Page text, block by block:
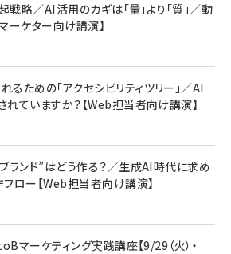
資家が育休中に１億貯めた株式投資
成果を最大化する ルールのデザイン
ランキングをもっと見る
ヤレスイヤホン/アクティブノイズキャンセリ
準適合】ブラック
ル Anker絡まないケーブル 240W 結束バン
き USB PD対応 シリコン素材採用 iPhone
16 / 15 / Galaxy iPad Pro MacBook
各種対応 (1.8m ミッドナイトブラック)
各種対応 (1.8m ミッドナイトブラック)
ロ 生ビール 黒ラベル 350ml 缶 24本 ビー
ース買い【6/30応募〆切! 黒ラベルビヤセラー
戦略／AI活用のカギは「量」より「質」／動
ーケター向け講演】
るための「アクセシビリティツリー」／AI
れていますか？【Web担当者向け講演】
ランド”はどう作る？／生成AI時代に求め
ロー【Web担当者向け講演】
ーケティング実践講座【9/29（火）・